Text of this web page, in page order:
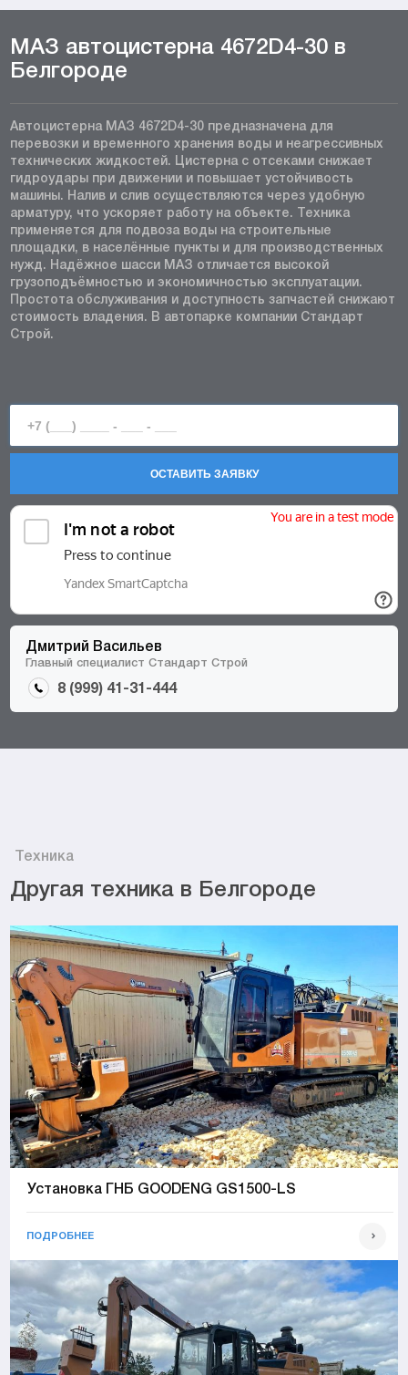
МАЗ автоцистерна 4672D4-30 в
Белгороде
Автоцистерна МАЗ 4672D4-30 предназначена для
перевозки и временного хранения воды и неагрессивных
технических жидкостей. Цистерна с отсеками снижает
гидроудары при движении и повышает устойчивость
машины. Налив и слив осуществляются через удобную
арматуру, что ускоряет работу на объекте. Техника
применяется для подвоза воды на строительные
площадки, в населённые пункты и для производственных
нужд. Надёжное шасси МАЗ отличается высокой
грузоподъёмностью и экономичностью эксплуатации.
Простота обслуживания и доступность запчастей снижают
стоимость владения. В автопарке компании Стандарт
Строй.
ОСТАВИТЬ ЗАЯВКУ
Дмитрий Васильев
Главный специалист Стандарт Строй
8 (999) 41-31-444
Техника
Другая техника в Белгороде
Установка ГНБ GOODENG GS1500-LS
ПОДРОБНЕЕ